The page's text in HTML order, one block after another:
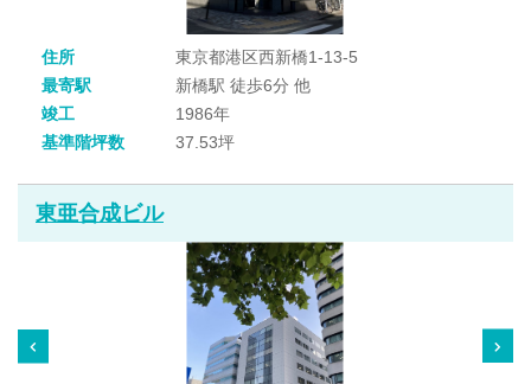
住所
東京都港区西新橋1-13-5
最寄駅
新橋駅 徒歩6分 他
竣工
1986年
基準階坪数
37.53坪
東亜合成ビル